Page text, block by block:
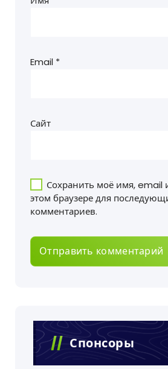
Email *
Сайт
Сохранить моё имя, email
этом браузере для
комментариев.
Спонсоры